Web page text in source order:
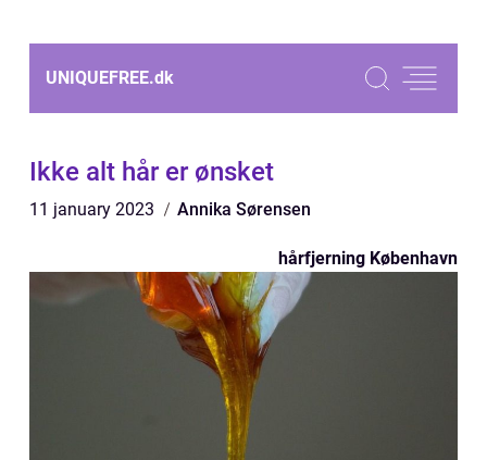
UNIQUEFREE.dk
Ikke alt hår er ønsket
11 january 2023 Annika Sørensen
hårfjerning København